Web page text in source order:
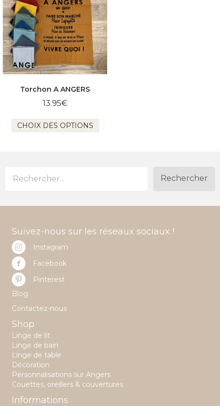
Torchon A ANGERS
13.95€
CHOIX DES OPTIONS
choisies
page
Rechercher
Suivez-nous sur les réseaux sociaux !
Instagram
Facebook
Pinterest
Blog
Contactez-nous
Shop
Linge de lit
Linge de bain
Linge de table
Décoration
Personnalisations sur Angers
Couettes, oreillers & couvertures
Informations